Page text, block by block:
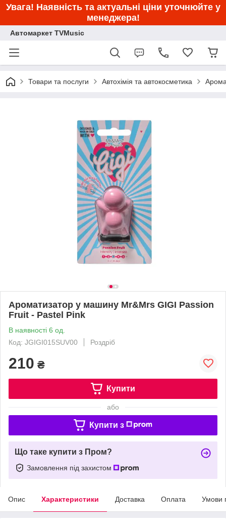
Увага! Наявність та актуальні ціни уточнюйте у
менеджера!
Автомаркет TVMusic
Товари та послуги Автохімія та автокосметика
Ароматизатор у машину Mr&Mrs GIGI Passion
Fruit - Pastel Pink
В наявності 6 од.
Код: JGIGI015SUV00
Роздріб
210 ₴
Купити
або
Купити з
Що таке купити з Пром?
Замовлення під захистом
Опис Характеристики Доставка Оплата Умови